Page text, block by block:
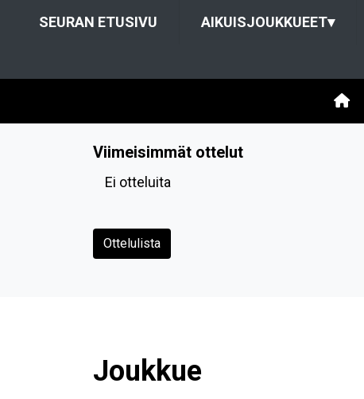
SEURAN ETUSIVU AIKUISJOUKKUEET▾
Viimeisimmät ottelut
Ei otteluita
Ottelulista
Joukkue